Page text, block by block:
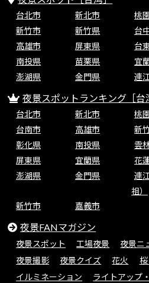
台北市 新北市 桃
新竹市
新竹県 台
高雄市
屏東県 台
南投県
苗栗県 宜
澎湖県
金門県 連
夜景スポットランキング［台
台北市 新北市 桃
台南市
高雄市 新
彰化県
南投県 雲
屏東県
宜蘭県 花
澎湖県
金門県
連
祖）
新竹市 嘉義市
夜景FANマガジン
夜景スポット 工場夜景 夜景ニ
夜景撮影
夜景クイズ 花火
イルミネーション
ライトアップ